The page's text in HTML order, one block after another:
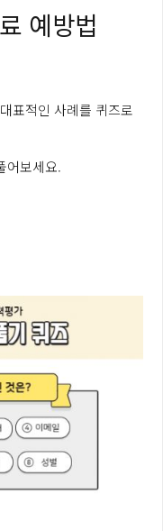
예방법
표적인 사례를 퀴즈로
어보세요.